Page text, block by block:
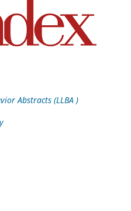
Abstracts (LLBA )